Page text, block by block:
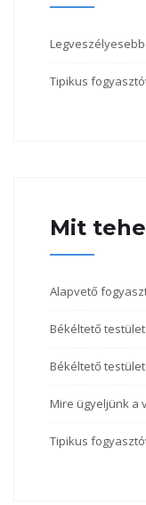
Tipikus
Mit
Alapvető
Békéltető
Békéltető
Mire ügyeljünk a
Tipikus